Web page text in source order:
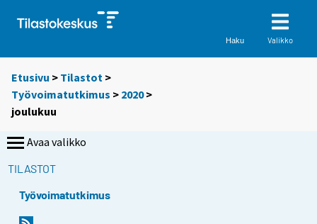
Haku Valikko
Etusivu > Tilastot >
Työvoimatutkimus > 2020>
joulukuu
Avaa valikko
TILASTOT
Työvoimatutkimus